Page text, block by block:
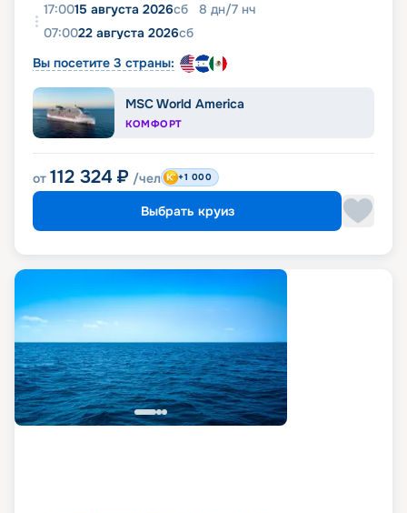
17:0015 августа 2026сб 8 дн/7 нч
07:0022 августа 2026сб
Вы посетите 3 страны:
MSC World America
КОМФОРТ
от 112 324 ₽ /чел +1 000
Выбрать круиз